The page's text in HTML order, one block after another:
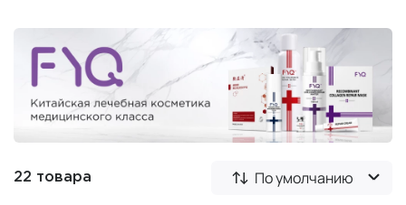
22 товара По умолчанию